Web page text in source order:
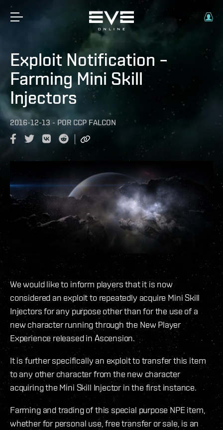
Exploit Notification –
Farming Mini Skill
Injectors
2016-12-13 - POR CCP FALCON
We would like to inform players that it is now
considered an exploit to repeatedly acquire Mini Skill
Injectors for any purpose other than for the use of a
new character running through the New Player
Experience released in Ascension.
It is further specifically an exploit to transfer this item
to any other character from the new character
acquiring the Mini Skill Injector in the first instance.
Farming and trading of this special purpose NPE item,
whether for personal use, free transfer or sale, is an